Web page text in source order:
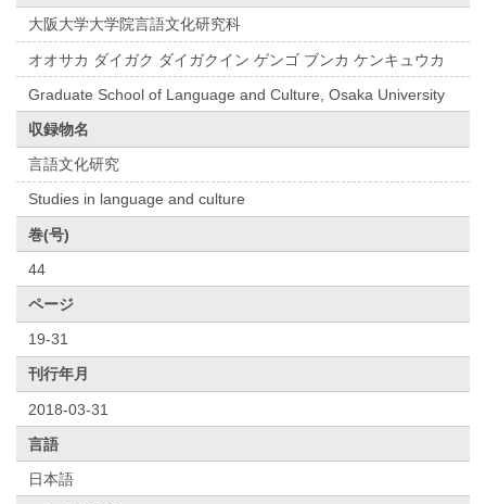
大阪大学大学院言語文化研究科
オオサカ ダイガク ダイガクイン ゲンゴ ブンカ ケンキュウカ
Graduate School of Language and Culture, Osaka University
収録物名
言語文化研究
Studies in language and culture
巻(号)
44
ページ
19-31
刊行年月
2018-03-31
言語
日本語